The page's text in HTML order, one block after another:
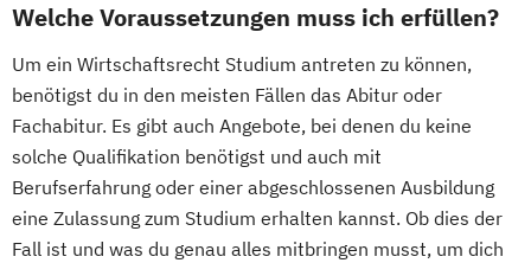
Welche Voraussetzungen muss ich erfüllen?
Um ein Wirtschaftsrecht Studium antreten zu können,
benötigst du in den meisten Fällen das Abitur oder
Fachabitur. Es gibt auch Angebote, bei denen du keine
solche Qualifikation benötigst und auch mit
Berufserfahrung oder einer abgeschlossenen Ausbildung
eine Zulassung zum Studium erhalten kannst. Ob dies der
Fall ist und was du genau alles mitbringen musst, um dich